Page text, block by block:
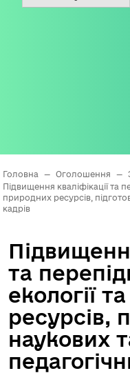
Головна — Оголошення —
Підвищення кваліфікації та
природних ресурсів,
кадрів
та
екології
ресурсів,
наукових